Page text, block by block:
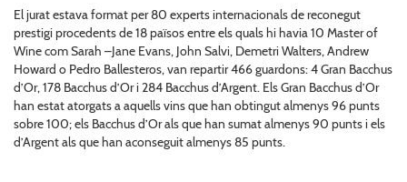
El jurat estava format per 80 experts internacionals de reconegut
prestigi procedents de 18 països entre els quals hi havia 10 Master of
Wine com Sarah –Jane Evans, John Salvi, Demetri Walters, Andrew
Howard o Pedro Ballesteros, van repartir 466 guardons: 4 Gran Bacchus
d’Or, 178 Bacchus d’Or i 284 Bacchus d’Argent. Els Gran Bacchus d’Or
han estat atorgats a aquells vins que han obtingut almenys 96 punts
sobre 100; els Bacchus d’Or als que han sumat almenys 90 punts i els
d’Argent als que han aconseguit almenys 85 punts.